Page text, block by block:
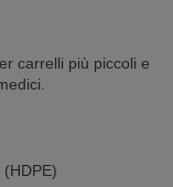
carrelli più piccoli e